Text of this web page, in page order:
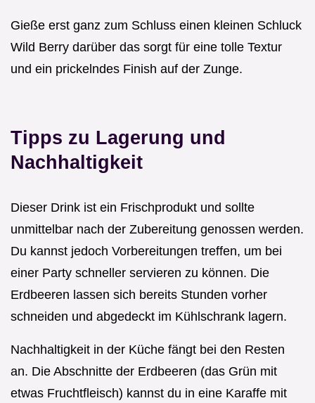
Gieße erst ganz zum Schluss einen kleinen Schluck
Wild Berry darüber das sorgt für eine tolle Textur
und ein prickelndes Finish auf der Zunge.
Tipps zu Lagerung und
Nachhaltigkeit
Dieser Drink ist ein Frischprodukt und sollte
unmittelbar nach der Zubereitung genossen werden.
Du kannst jedoch Vorbereitungen treffen, um bei
einer Party schneller servieren zu können. Die
Erdbeeren lassen sich bereits Stunden vorher
schneiden und abgedeckt im Kühlschrank lagern.
Nachhaltigkeit in der Küche fängt bei den Resten
an. Die Abschnitte der Erdbeeren (das Grün mit
etwas Fruchtfleisch) kannst du in eine Karaffe mit